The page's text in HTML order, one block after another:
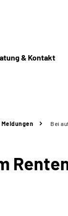
& Kontakt
Meldungen Bei